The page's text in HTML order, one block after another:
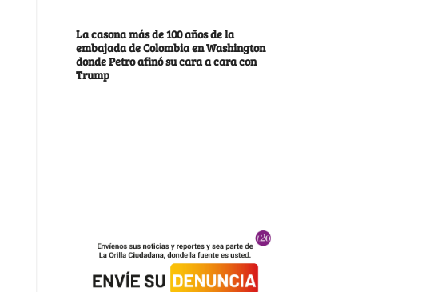
La casona más de 100 años de la
embajada de Colombia en Washington
donde Petro afinó su cara a cara con
Trump